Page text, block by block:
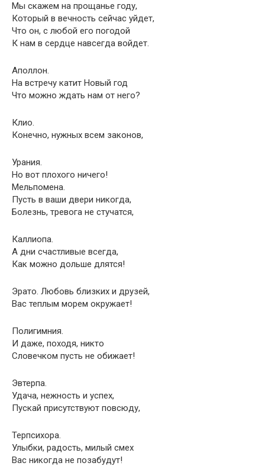
Мы скажем на прощанье году,
Который в вечность сейчас уйдет,
Что он, с любой его погодой
К нам в сердце навсегда войдет.
Аполлон.
На встречу катит Новый год
Что можно ждать нам от него?
Клио.
Конечно, нужных всем законов,
Урания.
Но вот плохого ничего!
Мельпомена.
Пусть в ваши двери никогда,
Болезнь, тревога не стучатся,
Каллиопа.
А дни счастливые всегда,
Как можно дольше длятся!
Эрато. Любовь близких и друзей,
Вас теплым морем окружает!
Полигимния.
И даже, походя, никто
Словечком пусть не обижает!
Эвтерпа.
Удача, нежность и успех,
Пускай присутствуют повсюду,
Терпсихора.
Улыбки, радость, милый смех
Вас никогда не позабудут!